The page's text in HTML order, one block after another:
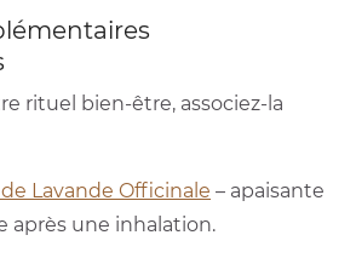
rituel bien‑être, associez‑la
Lavande Officinale – apaisante
après une inhalation.